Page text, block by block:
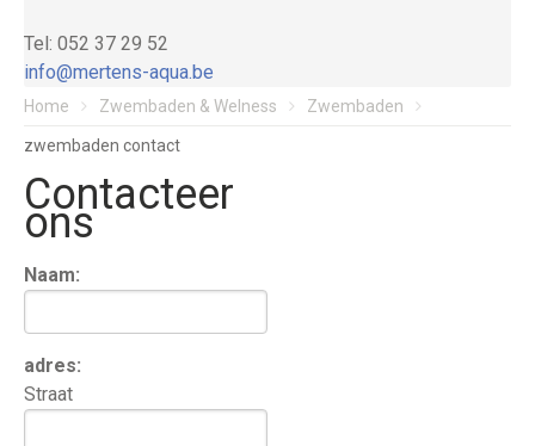
Tel: 052 37 29 52
info@mertens-aqua.be
Home Zwembaden & Welness Zwembaden
zwembaden contact
Contacteer
ons
Naam:
adres:
Straat